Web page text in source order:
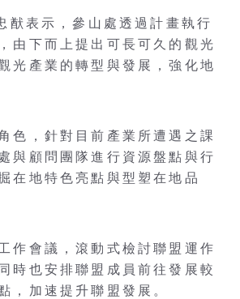
猷表示，參山處透過計畫執行
由下而上提出可長可久的觀光
光產業的轉型與發展，強化地
色，針對目前產業所遭遇之課
與顧問團隊進行資源盤點與行
在地特色亮點與型塑在地品
作會議，滾動式檢討聯盟運作
時也安排聯盟成員前往發展較
，加速提升聯盟發展。